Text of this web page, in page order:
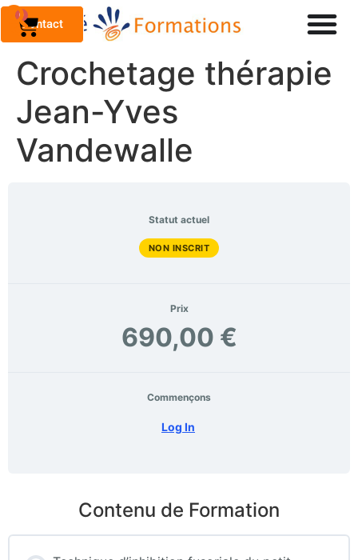
Contact
0
Crochetage thérapie
Jean-Yves
Vandewalle
Statut actuel
NON INSCRIT
Prix
690,00 €
Commençons
Log In
Contenu de Formation